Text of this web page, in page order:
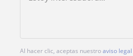
Al hacer clic, aceptas nuestroaviso legal